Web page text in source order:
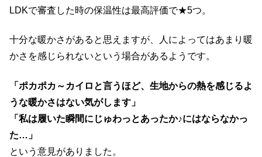
LDKで審査した時の保温性は最高評価で★5つ。
十分な暖かさがあると思えますが、人によってはあまり暖
かさを感じられないという場合があるようです。
「ポカポカ～カイロと言うほど、生地からの熱を感じるよ
うな暖かさはない気がします」
「私は履いた瞬間にじゅわっとあったか♪にはならなかっ
た…」
という意見がありました。